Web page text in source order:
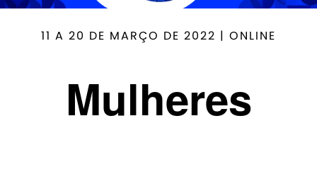
11 A 20 DE MARÇO DE 2022 | ONLINE
Mulheres